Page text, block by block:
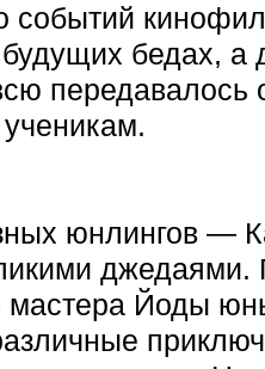
событий
бедах, а
передавалось
юнлингов —
джедаями.
мастера Йоды